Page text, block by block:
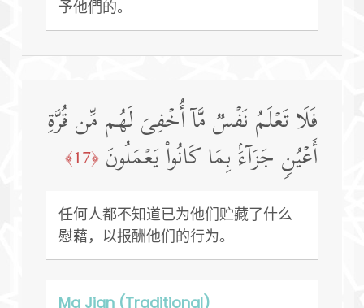
予他們的。
فَلَا تَعۡلَمُ نَفۡسࣱ مَّاۤ أُخۡفِیَ لَهُم مِّن قُرَّةِ
أَعۡیُنࣲ جَزَاۤءَۢ بِمَا كَانُوا۟ یَعۡمَلُونَ ﴿17﴾
任何人都不知道已为他们贮藏了什么
慰藉，以报酬他们的行为。
Ma Jian (Traditional)